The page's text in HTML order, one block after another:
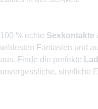
100 % echte Sexkontakte
wildesten Fantasien und
aus. Finde die perfekte
unvergessliche, sinnliche